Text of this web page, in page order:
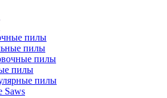
пилы
пилы
пилы
пилы
пилы
Saws